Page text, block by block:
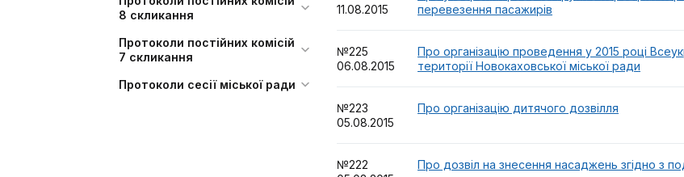
8 скликання
Протоколи постійних комісій
7 скликання
Протоколи сесії міської ради
11.08.2015
перевезення пасажирів
№225
06.08.2015
Про організацію проведення у 2015 році
території Новокаховської міської ради
№223
05.08.2015
Про організацію дитячого дозвілля
№222
Про дозвіл на знесення насаджень згідно з